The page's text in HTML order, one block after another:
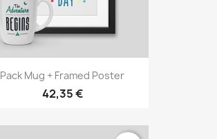
Pack Mug + Framed Poster
42,35 €